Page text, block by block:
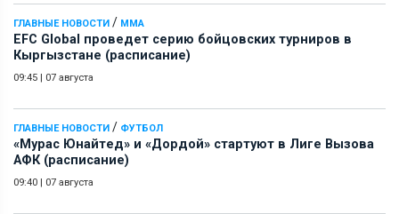
ГЛАВНЫЕ НОВОСТИ / ММА
EFC Global проведет серию бойцовских турниров в
Кыргызстане (расписание)
09:45 | 07 августа
ГЛАВНЫЕ НОВОСТИ / ФУТБОЛ
«Мурас Юнайтед» и «Дордой» стартуют в Лиге Вызова
АФК (расписание)
09:40 | 07 августа